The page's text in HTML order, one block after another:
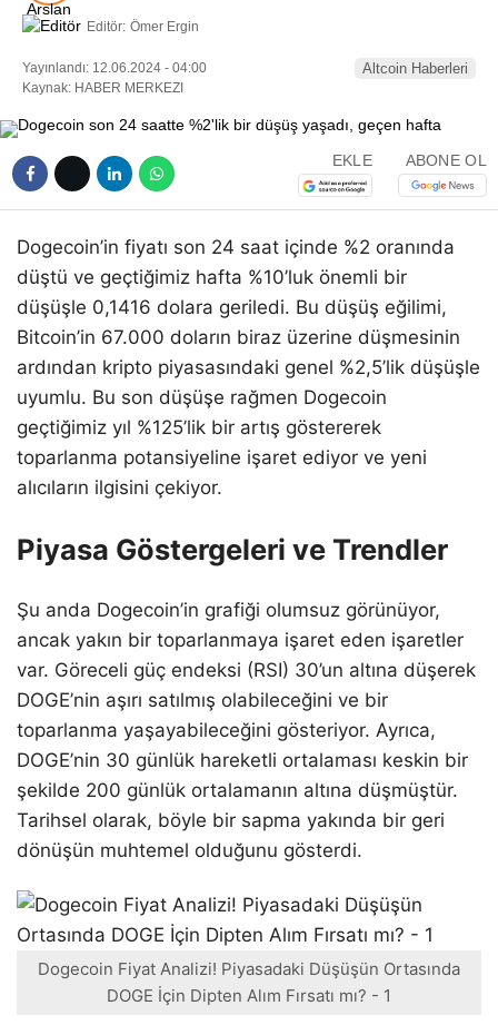
Editör: Ömer Ergin
Yayınlandı: 12.06.2024 - 04:00
Kaynak: HABER MERKEZI
Altcoin Haberleri
EKLE ABONE OL
Dogecoin’in fiyatı son 24 saat içinde %2 oranında
düştü ve geçtiğimiz hafta %10’luk önemli bir
düşüşle 0,1416 dolara geriledi. Bu düşüş eğilimi,
Bitcoin’in 67.000 doların biraz üzerine düşmesinin
ardından kripto piyasasındaki genel %2,5’lik düşüşle
uyumlu. Bu son düşüşe rağmen Dogecoin
geçtiğimiz yıl %125’lik bir artış göstererek
toparlanma potansiyeline işaret ediyor ve yeni
alıcıların ilgisini çekiyor.
Piyasa Göstergeleri ve Trendler
Şu anda Dogecoin’in grafiği olumsuz görünüyor,
ancak yakın bir toparlanmaya işaret eden işaretler
var. Göreceli güç endeksi (RSI) 30’un altına düşerek
DOGE’nin aşırı satılmış olabileceğini ve bir
toparlanma yaşayabileceğini gösteriyor. Ayrıca,
DOGE’nin 30 günlük hareketli ortalaması keskin bir
şekilde 200 günlük ortalamanın altına düşmüştür.
Tarihsel olarak, böyle bir sapma yakında bir geri
dönüşün muhtemel olduğunu gösterdi.
Dogecoin Fiyat Analizi! Piyasadaki Düşüşün Ortasında
DOGE İçin Dipten Alım Fırsatı mı? - 1